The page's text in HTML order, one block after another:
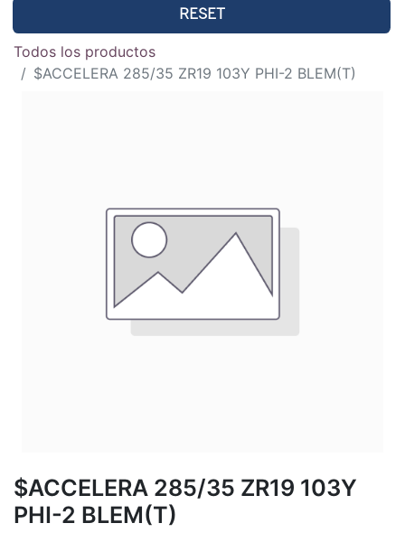
RESET
Todos los productos
$ACCELERA 285/35 ZR19 103Y PHI-2 BLEM(T)
$ACCELERA 285/35 ZR19 103Y
PHI-2 BLEM(T)